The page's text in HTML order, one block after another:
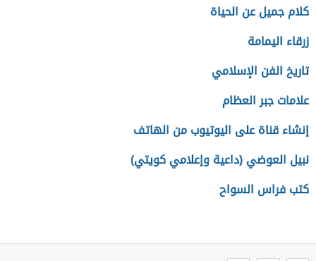
كلام جميل عن الحياة
زرقاء اليمامة
تاريخ الفن الإسلامي
علامات جبر العظام
إنشاء قناة على اليوتيوب من الهاتف
نبيل العوضي (داعية وإعلامي كويتي)
كتب فراس السواح